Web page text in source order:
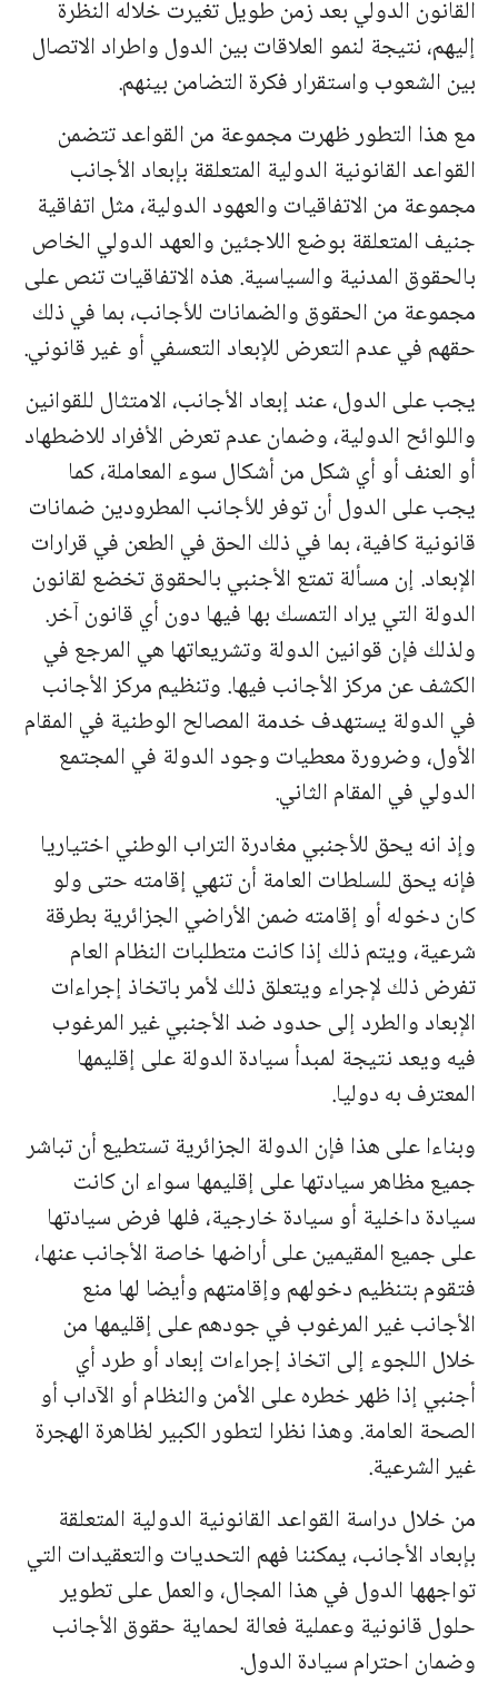
القانون الدولي بعد زمن طويل تغيرت خلاله النظرة
إليهم، نتيجة لنمو العلاقات بين الدول واطراد الاتصال
بين الشعوب واستقرار فكرة التضامن بينهم.
مع هذا التطور ظهرت مجموعة من القواعد تتضمن
القواعد القانونية الدولية المتعلقة بإبعاد الأجانب
مجموعة من الاتفاقيات والعهود الدولية، مثل اتفاقية
جنيف المتعلقة بوضع اللاجئين والعهد الدولي الخاص
بالحقوق المدنية والسياسية. هذه الاتفاقيات تنص على
مجموعة من الحقوق والضمانات للأجانب، بما في ذلك
حقهم في عدم التعرض للإبعاد التعسفي أو غيرقانوني.
يجب على الدول، عند إبعاد الأجانب، الامتثال للقوانين
واللوائح الدولية، وضمان عدم تعرض الأفراد للاضطهاد
أو العنف أو أي شكل من أشكال سوء المعاملة، كما
يجب على الدول أن توفر للأجانب المطرودين ضمانات
قانونية كافية، بما في ذلك الحق في الطعن في قرارات
الإبعاد. إن مسألة تمتع الأجنبي بالحقوق تخضع لقانون
الدولة التي يراد التمسك بها فيها دون أي قانون آخر.
ولذلك فإن قوانين الدولة وتشريعاتها هي المرجع في
الكشف عن مركز الأجانب فيها. وتنظيم مركز الأجانب
في الدولة يستهدف خدمة المصالح الوطنية في المقام
الأول، وضرورة معطيات وجود الدولة في المجتمع
الدولي في المقام الثاني.
وإذ انه يحق للأجنبي مغادرة التراب الوطني اختياريا
فإنه يحق للسلطات العامة أن تنهي إقامته حتى ولو
كان دخوله أو إقامته ضمن الأراضي الجزائرية بطرقة
شرعية، ويتم ذلك إذا كانت متطلبات النظام العام
تفرض ذلك لإجراء ويتعلق ذلك لأمر باتخاذ إجراءات
الإبعاد والطرد إلى حدود ضد الأجنبي غير المرغوب
فيه ويعد نتيجة لمبدأ سيادة الدولة على إقليمها
المعترف به دوليا.
وبناءا على هذا فإن الدولة الجزائرية تستطيع أن تباشر
جميع مظاهر سيادتها على إقليمها سواء ان كانت
سيادة داخلية أو سيادة خارجية، فلها فرض سيادتها
على جميع المقيمين على أراضها خاصة الأجانب عنها،
فتقوم بتنظيم دخولهم وإقامتهم وأيضا لها منع
الأجانب غير المرغوب في جودهم على إقليمها من
خلال اللجوء إلى اتخاذ إجراءات إبعاد أو طرد أي
أجنبي إذا ظهر خطره على الأمن والنظام أو الآداب أو
الصحة العامة. وهذا نظرا لتطور الكبير لظاهرة الهجرة
غير الشرعية.
من خلال دراسة القواعد القانونية الدولية المتعلقة
بإبعاد الأجانب، يمكننا فهم التحديات والتعقيدات التي
تواجهها الدول في هذا المجال، والعمل على تطوير
حلول قانونية وعملية فعالة لحماية حقوق الأجانب
وضمان احترام سيادة الدول.